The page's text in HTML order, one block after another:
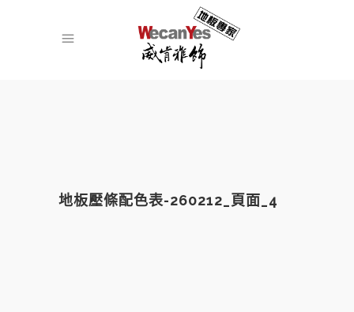
地板壓條配色表-260212_頁面_4